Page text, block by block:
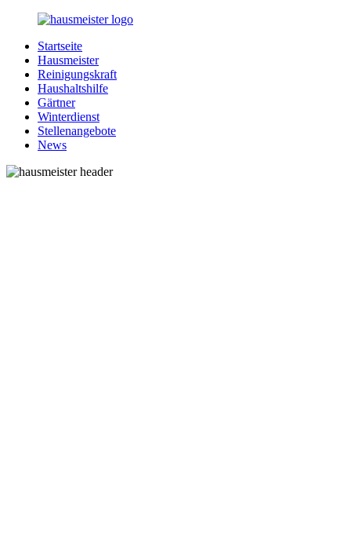
Zurück
Inhalt
Hausmeister.de
Alles
rund
Ihren
Haushalt
Startseite
Hausmeister
Reinigungskraft
Haushaltshilfe
Gärtner
Winterdienst
Stellenangebote
News